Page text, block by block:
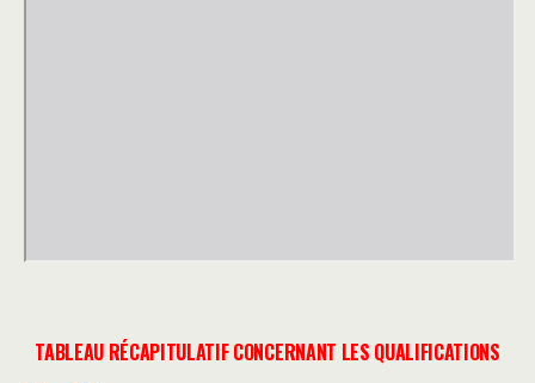
TABLEAU RÉCAPITULATIF CONCERNANT LES QUALIFICATIONS